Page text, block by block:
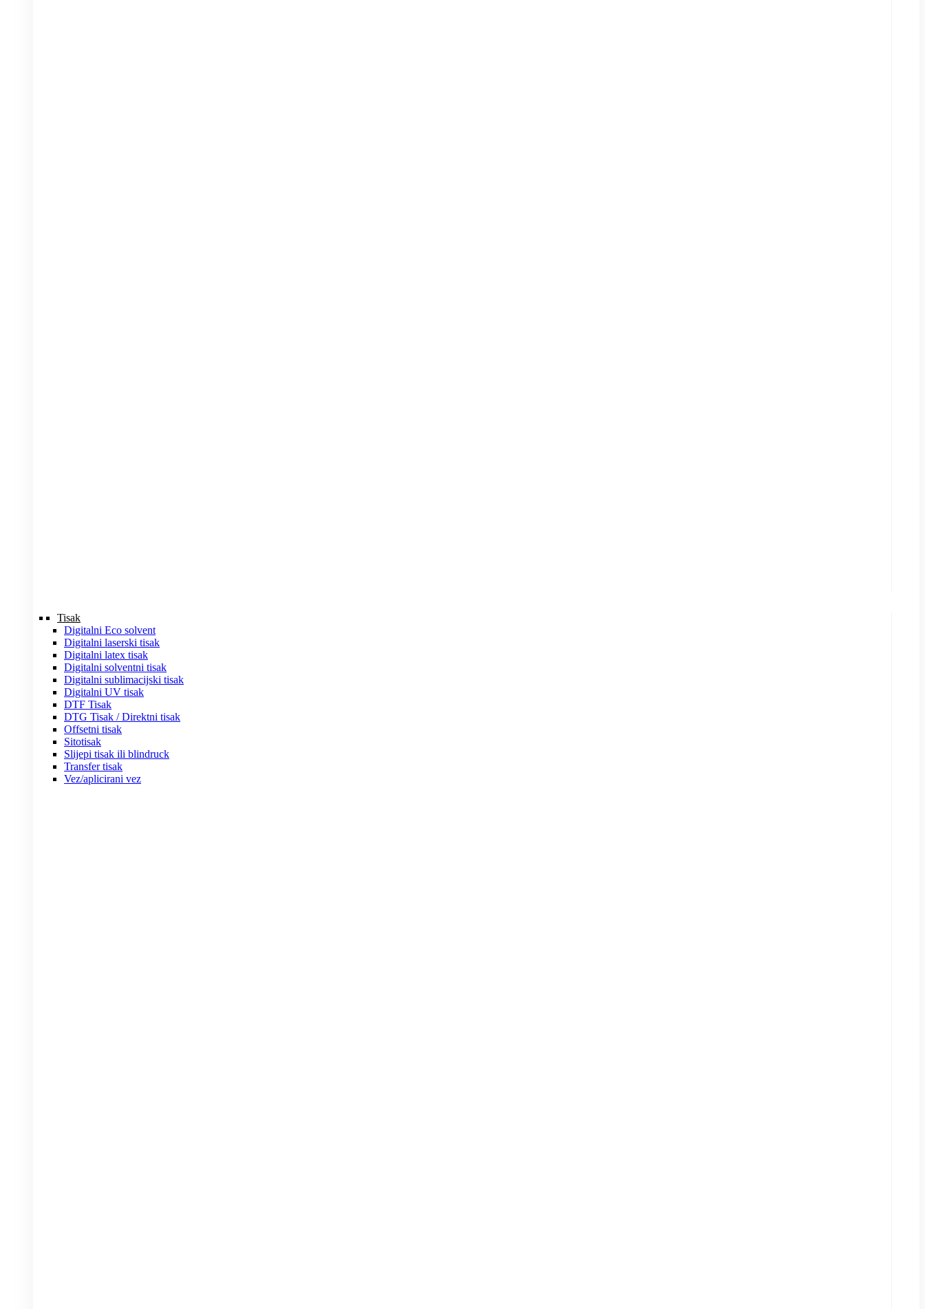
Tisak
Digitalni Eco solvent
Digitalni laserski tisak
Digitalni latex tisak
Digitalni solventni tisak
Digitalni sublimacijski tisak
Digitalni UV tisak
DTF Tisak
DTG Tisak / Direktni tisak
Offsetni tisak
Sitotisak
Slijepi tisak ili blindruck
Transfer tisak
Vez/aplicirani vez